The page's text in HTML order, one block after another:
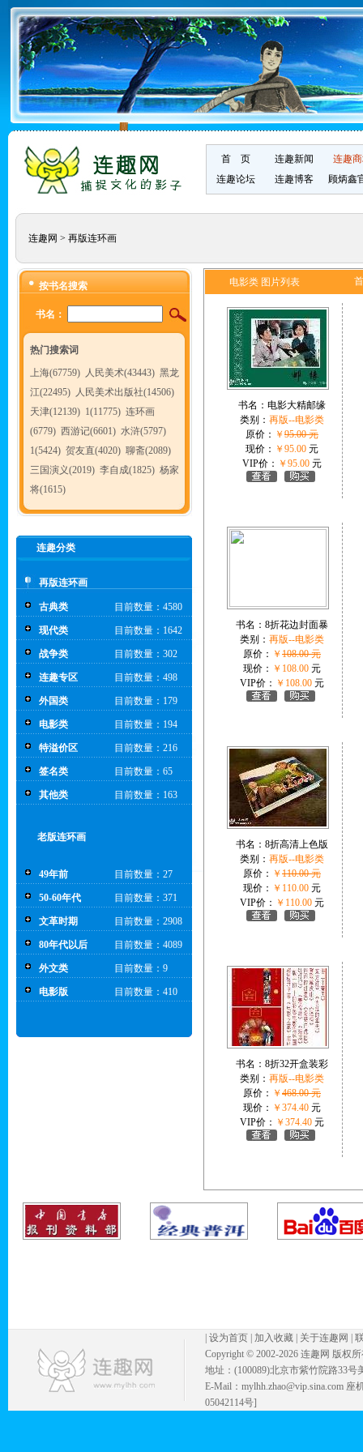
首 页 连趣新闻
连趣
连趣论坛
连趣博客 顾炳鑫
连趣网 > 再版连环画
按书名搜索
书名：
热门搜索词
上海(67759) 人民美术(43443) 黑龙
江(22495) 人民美术出版社(14506)
天津(12139) 1(11775) 连环画
(6779) 西游记(6601) 水浒(5797)
1(5424) 贺友直(4020) 聊斋(2089)
三国演义(2019) 李自成(1825) 杨家
将(1615)
连趣分类
再版连环画
古典类 目前数量：4580
现代类 目前数量：1642
战争类 目前数量：302
连趣专区 目前数量：498
外国类 目前数量：179
电影类 目前数量：194
特溢价区 目前数量：216
签名类 目前数量：65
其他类 目前数量：163
老版连环画
49年前 目前数量：27
50-60年代 目前数量：371
文革时期 目前数量：2908
80年代以后 目前数量：4089
外文类 目前数量：9
电影版 目前数量：410
电影类 图片列表
书名： 电影大精邮缘
类别： 再版--电影类
原价： ￥ 95.00 元
现价： ￥95.00 元
VIP价： ￥95.00 元
书名： 8折花边封面暴
类别： 再版--电影类
原价： ￥ 108.00 元
现价： ￥108.00 元
VIP价： ￥108.00 元
书名： 8折高清上色版
类别： 再版--电影类
原价： ￥ 110.00 元
现价： ￥110.00 元
VIP价： ￥110.00 元
书名： 8折32开盒装彩
类别： 再版--电影类
原价： ￥ 468.00 元
现价： ￥374.40 元
VIP价： ￥374.40 元
设为首页 加入收藏 关于连趣网
Copyright © 2002-2026 连趣网 版权
地址：(100089)北京市紫竹院路33号
E-Mail：mylhh.zhao@vip.sina.com
05042114号]